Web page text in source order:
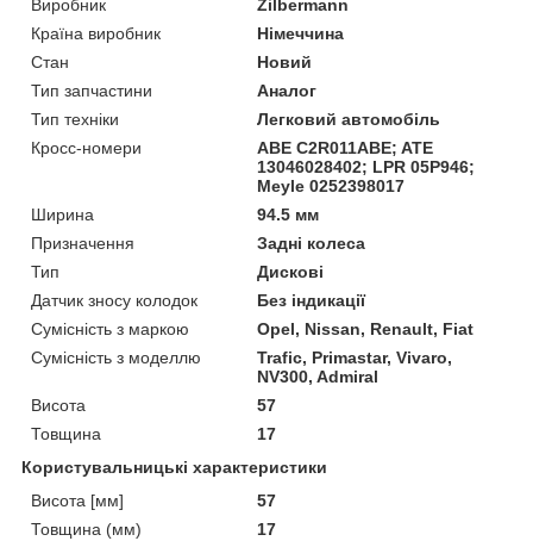
Виробник
Zilbermann
Країна виробник
Німеччина
Стан
Новий
Тип запчастини
Аналог
Тип техніки
Легковий автомобіль
Кросс-номери
ABE C2R011ABE; ATE
13046028402; LPR 05P946;
Meyle 0252398017
Ширина
94.5 мм
Призначення
Задні колеса
Тип
Дискові
Датчик зносу колодок
Без індикації
Сумісність з маркою
Opel, Nissan, Renault, Fiat
Сумісність з моделлю
Trafic, Primastar, Vivaro,
NV300, Admiral
Висота
57
Товщина
17
Користувальницькі характеристики
Висота [мм]
57
Товщина (мм)
17